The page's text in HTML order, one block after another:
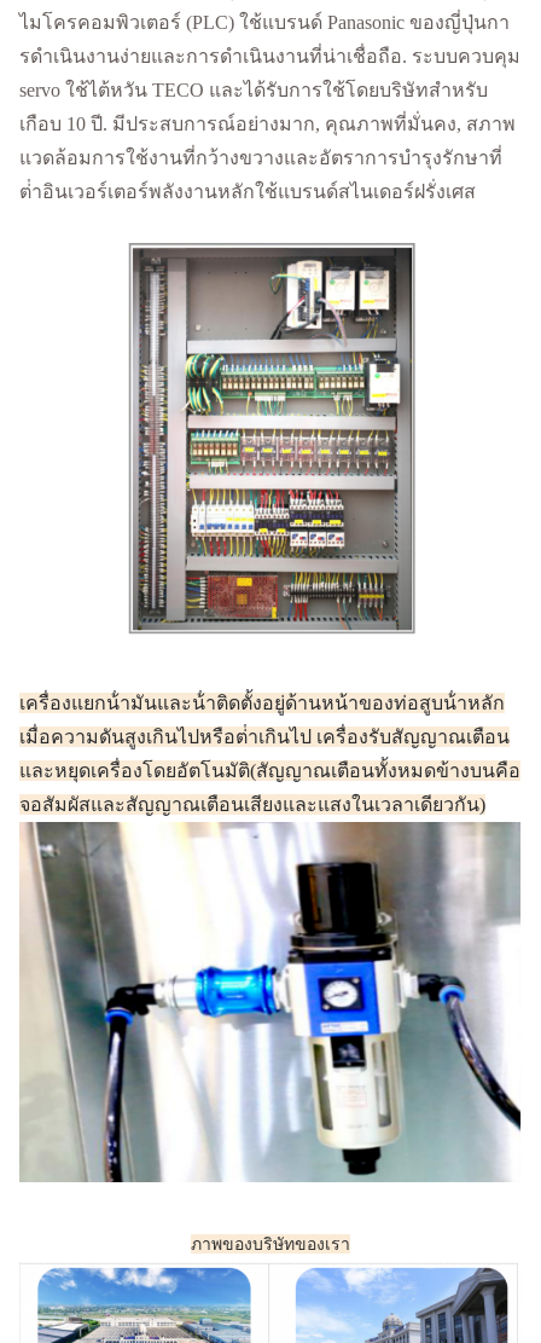
ไมโครคอมพิวเตอร์ (PLC) ใช้แบรนด์ Panasonic ของญี่ปุ่นกา
รดําเนินงานง่ายและการดําเนินงานที่น่าเชื่อถือ. ระบบควบคุม
servo ใช้ไต้หวัน TECO และได้รับการใช้โดยบริษัทสําหรับ
เกือบ 10 ปี. มีประสบการณ์อย่างมาก, คุณภาพที่มั่นคง, สภาพ
แวดล้อมการใช้งานที่กว้างขวางและอัตราการบํารุงรักษาที่
ต่ําอินเวอร์เตอร์พลังงานหลักใช้แบรนด์สไนเดอร์ฝรั่งเศส
เครื่องแยกน้ํามันและน้ําติดตั้งอยู่ด้านหน้าของท่อสูบน้ําหลัก
เมื่อความดันสูงเกินไปหรือต่ําเกินไป เครื่องรับสัญญาณเตือน
และหยุดเครื่องโดยอัตโนมัติ(สัญญาณเตือนทั้งหมดข้างบนคือ
จอสัมผัสและสัญญาณเตือนเสียงและแสงในเวลาเดียวกัน)
ภาพของบริษัทของเรา